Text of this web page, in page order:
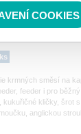
RYBÁŘSKÝ
krmných směsí na
feeder i pro
kukuřičné kličky, šrot
anglickou
COOKIES